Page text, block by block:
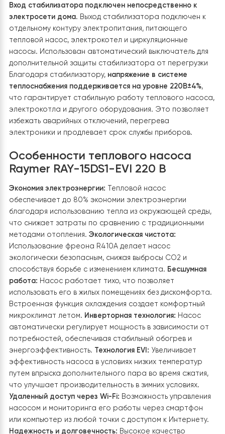
электрокотла и другого важного оборудования был
установлен симисторный стабилизатор напряжения
Stabex HN VS-5KVA.Главной целью установки
стабилизатора является защита чувствительных
электроприборов от перепадов напряжения,
могут привести к их некорректной работе или выходу
строя. Тепловой насос и электрокотел имеют
электронику и компрессор, которые особенно
чувствительны к скачкам напряжения.Тип:
стабилизатор напряжения;
Мощность:5 кВА (5000 ВА), что достаточно для
сопутствующего оборудования;
Рабочий диапазон входного напряжения:
Стабилизированное выходное напряжение:
Защита:от высокого и низкого напряжения,
замыкания, перегрузки.
Стабилизатор установлен в техническом
стене рядом со щитом электропитания системы
отопления. Такое расположение обеспечивает:
Легкий доступ для обслуживания
Минимальные потери напряжения на проводке
Защиту от механических повреждений и
Вход стабилизатора подключен непосредственно к
электросети дома. Выход стабилизатора подключен
отдельному контуру электропитания, питающего
тепловой насос, электрокотел и циркуляционные
насосы. Использован автоматический выключатель
дополнительной защиты стабилизатора от
Благодаря стабилизатору, напряжение в системе